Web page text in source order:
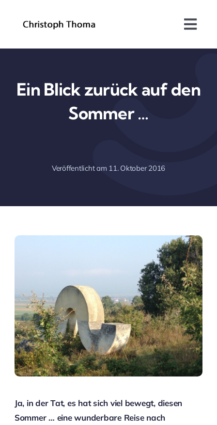
Über mich
Bundesrat
Arbeitsschwerpunkte
Ein Blick zurück auf den
Sommer …
Veröffentlicht am 11. Oktober 2016
Ja, in der Tat, es hat sich viel bewegt, diesen
Sommer … eine wunderbare Reise nach